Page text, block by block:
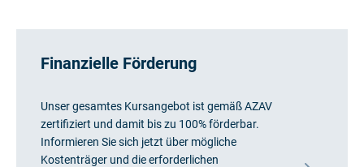
Finanzielle Förderung
Unser gesamtes Kursangebot ist gemäß AZAV
zertifiziert und damit bis zu 100% förderbar.
Informieren Sie sich jetzt über mögliche
Kostenträger und die erforderlichen